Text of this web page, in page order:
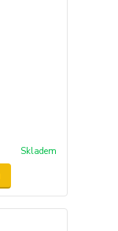
Skladem